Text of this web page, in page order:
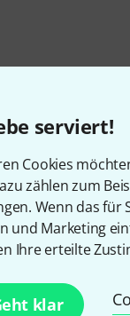
serviert!
Cookies
zählen zum
Wenn das für
und Marketing
Ihre erteilte
klar